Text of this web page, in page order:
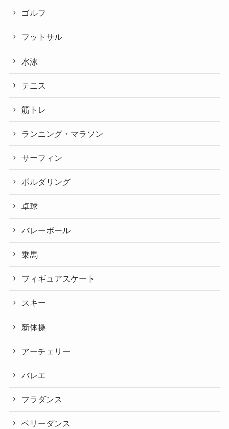
ゴルフ
フットサル
水泳
テニス
筋トレ
ランニング・マラソン
サーフィン
ボルダリング
卓球
バレーボール
乗馬
フィギュアスケート
スキー
新体操
アーチェリー
バレエ
フラダンス
ベリーダンス